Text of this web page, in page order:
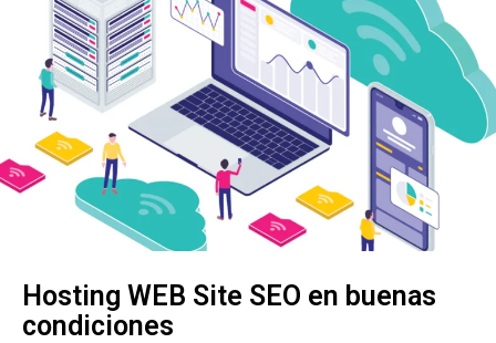
Hosting WEB Site SEO en buenas
condiciones